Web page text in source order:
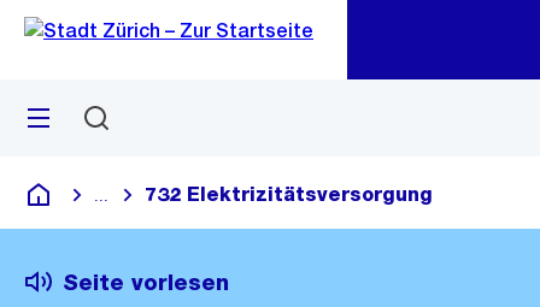
Navigation
Sprunglink
Menü
Deutsch
Blende alle Breadcrumbs ein
732 Elektrizitätsversorgung
Seite vorlesen